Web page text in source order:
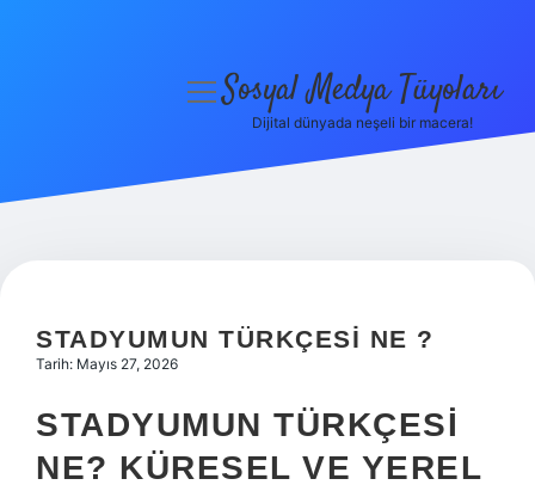
Hakkımızda
menüyüSosyal Medya Tüyoları
Dijital dünyada neşeli bir macera!
STADYUMUN TÜRKÇESI NE ?
Tarih: Mayıs 27, 2026
STADYUMUN TÜRKÇESI
NE? KÜRESEL VE YEREL